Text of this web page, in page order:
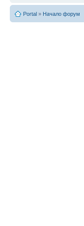
Portal » Начало форум